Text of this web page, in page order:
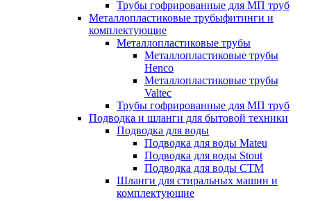
Трубы гофрированные для МП труб
Металлопластиковые трубыфитинги и
комплектующие
Металлопластиковые трубы
Металлопластиковые трубы
Henco
Металлопластиковые трубы
Valtec
Трубы гофрированные для МП труб
Подводка и шланги для бытовой техники
Подводка для воды
Подводка для воды Mateu
Подводка для воды Stout
Подводка для воды СТМ
Шланги для стиральных машин и
комплектующие